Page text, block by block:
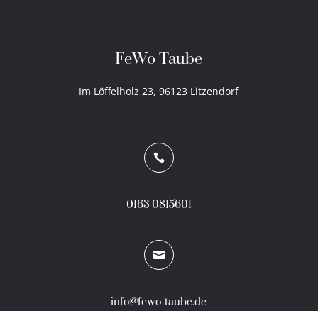
FeWo Taube
Im Löffelholz 23, 96123 Litzendorf

0163 0815601

info@fewo-taube.de